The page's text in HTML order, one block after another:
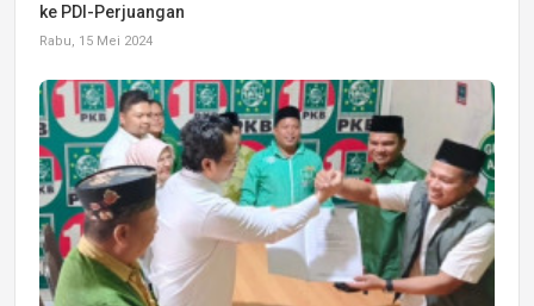
ke PDI-Perjuangan
Rabu, 15 Mei 2024